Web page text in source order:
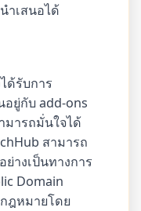
ำเสนอได้
ด้รับการ
ยู่กับ add-ons
มารถมั่นใจได้
สามารถ
างเป็นทางการ
Domain
ฎหมายโดย